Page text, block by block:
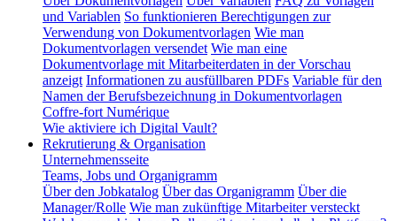
und Variablen So funktionieren Berechtigungen zur
Verwendung von Dokumentvorlagen Wie man
Dokumentvorlagen versendet Wie man eine
Dokumentvorlage mit Mitarbeiterdaten in der Vorschau
anzeigt Informationen zu ausfüllbaren PDFs Variable für den
Namen der Berufsbezeichnung in Dokumentvorlagen
Coffre-fort Numérique
Wie aktiviere ich Digital Vault?
Rekrutierung & Organisation
Unternehmensseite
Teams, Jobs und Organigramm
Über den Jobkatalog Über das Organigramm Über die
Manager/Rolle Wie man zukünftige Mitarbeiter versteckt